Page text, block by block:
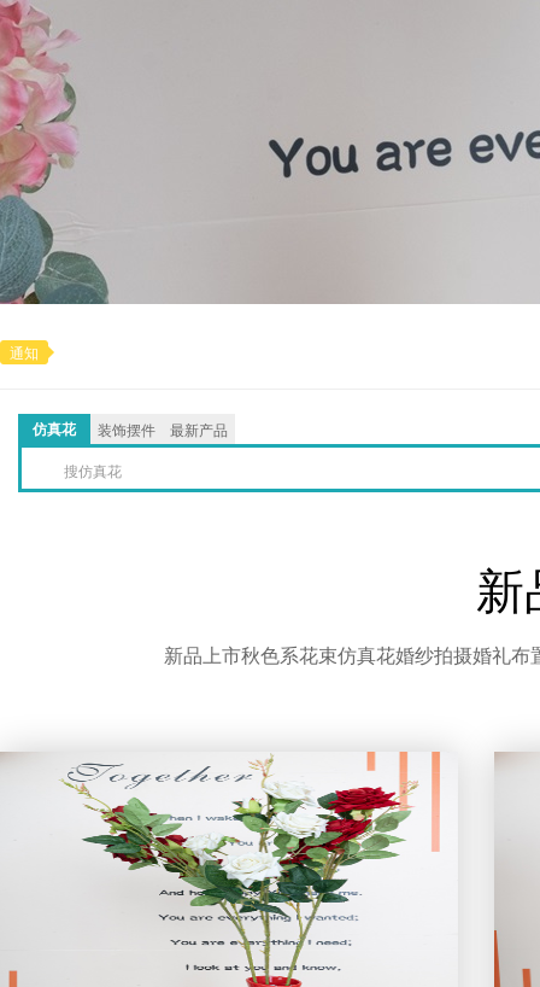
通知
仿真花 装饰摆件
最新产品
搜仿真花
新品上市秋色系花束仿真花婚纱拍摄婚礼